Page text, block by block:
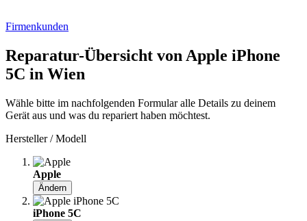
Firmenkunden
Reparatur-Übersicht von Apple iPhone
5C in Wien
Wähle bitte im nachfolgenden Formular alle Details zu deinem
Gerät aus und was du repariert haben möchtest.
Hersteller / Modell
Apple
Ändern
iPhone 5C